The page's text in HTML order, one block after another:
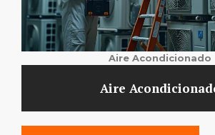
Aire Acondicionado
Aire